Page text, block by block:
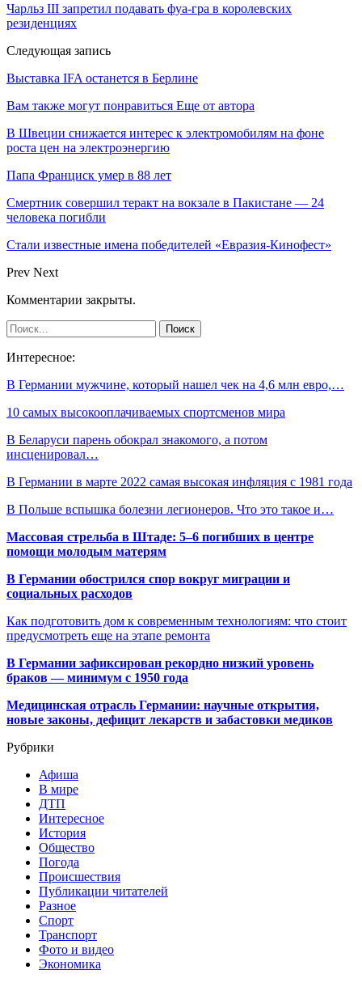
Чарльз ІІІ запретил подавать фуа-гра в королевских
резиденциях
Следующая запись
Выставка IFA останется в Берлине
Вам также могут понравиться Еще от автора
В Швеции снижается интерес к электромобилям на фоне
роста цен на электроэнергию
Папа Франциск умер в 88 лет
Смертник совершил теракт на вокзале в Пакистане — 24
человека погибли
Стали известные имена победителей «Евразия-Кинофест»
Prev Next
Комментарии закрыты.
Интересное:
В Германии мужчине, который нашел чек на 4,6 млн евро,…
10 самых высокооплачиваемых спортсменов мира
В Беларуси парень обокрал знакомого, а потом
инсценировал…
В Германии в марте 2022 самая высокая инфляция с 1981 года
В Польше вспышка болезни легионеров. Что это такое и…
Массовая стрельба в Штаде: 5–6 погибших в центре
помощи молодым матерям
В Германии обострился спор вокруг миграции и
социальных расходов
Как подготовить дом к современным технологиям: что стоит
предусмотреть еще на этапе ремонта
В Германии зафиксирован рекордно низкий уровень
браков — минимум с 1950 года
Медицинская отрасль Германии: научные открытия,
новые законы, дефицит лекарств и забастовки медиков
Рубрики
Афиша
В мире
ДТП
Интересное
История
Общество
Погода
Происшествия
Публикации читателей
Разное
Спорт
Транспорт
Фото и видео
Экономика